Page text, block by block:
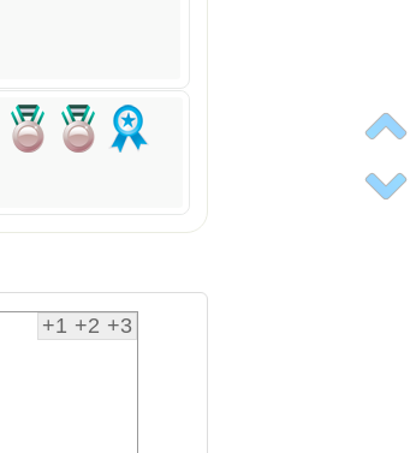
+1 +2 +3